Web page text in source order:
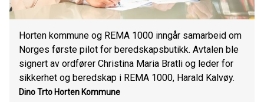
Horten kommune og REMA 1000 inngår samarbeid om
Norges første pilot for beredskapsbutikk. Avtalen ble
signert av ordfører Christina Maria Bratli og leder for
sikkerhet og beredskap i REMA 1000, Harald Kalvøy.
Dino Trto Horten Kommune